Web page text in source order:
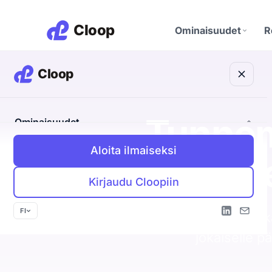
Ominaisuudet
Discovery Agent
Etsii teille sopivat
yhdessä
EU ja yksityisyys
Ominaisuudet
Discovery Agent
Oma viesti jokaiselle vastaanottajalle
Aloita ilmaiseksi
Kirjaudu Cloopiin
FI
Myös
Cloop poimii